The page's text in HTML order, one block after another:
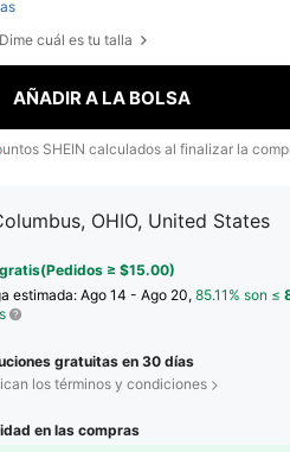
cuál es tu talla
AÑADIR A LA BOLSA
SHEIN calculados al finalizar la
OHIO, United States
≥ $15.00)
estimada:Ago 14 - Ago 20, 85.11% son ≤
gratuitas en 30 días
los términos y condiciones
en las compras